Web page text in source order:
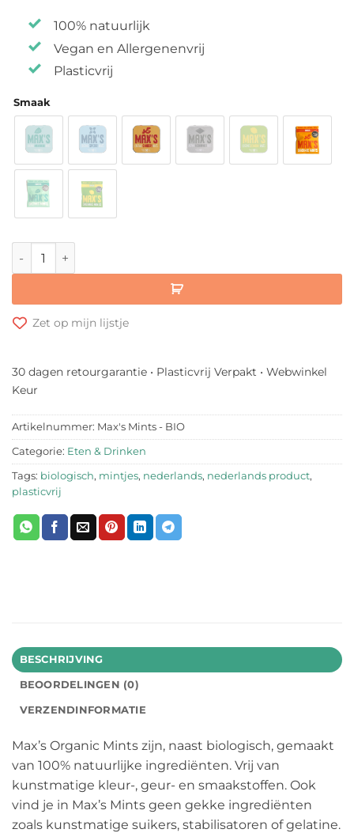
100% natuurlijk
Vegan en Allergenenvrij
Plasticvrij
Smaak
Max's Organic Mints aantal
Zet op mijn lijstje
30 dagen retourgarantie • Plasticvrij Verpakt • Webwinkel
Keur
Artikelnummer: Max's Mints - BIO
Categorie: Eten & Drinken
Tags: biologisch, mintjes, nederlands, nederlands product,
plasticvrij
BESCHRIJVING
BEOORDELINGEN (0)
VERZENDINFORMATIE
Max’s Organic Mints zijn, naast biologisch, gemaakt
van 100% natuurlijke ingrediënten. Vrij van
kunstmatige kleur-, geur- en smaakstoffen. Ook
vind je in Max’s Mints geen gekke ingrediënten
zoals kunstmatige suikers, stabilisatoren of gelatine.